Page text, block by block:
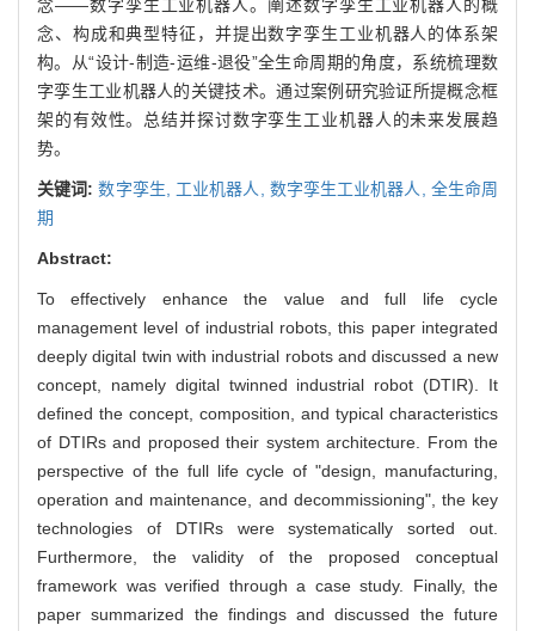
念——数字孪生工业机器人。阐述数字孪生工业机器人的概
念、构成和典型特征，并提出数字孪生工业机器人的体系架
构。从“设计-制造-运维-退役”全生命周期的角度，系统梳理数
字孪生工业机器人的关键技术。通过案例研究验证所提概念框
架的有效性。总结并探讨数字孪生工业机器人的未来发展趋
势。
关键词:数字孪生, 工业机器人, 数字孪生工业机器人, 全生命周
期
Abstract:
To effectively enhance the value and full life cycle
management level of industrial robots, this paper integrated
deeply digital twin with industrial robots and discussed a new
concept, namely digital twinned industrial robot (DTIR). It
defined the concept, composition, and typical characteristics
of DTIRs and proposed their system architecture. From the
perspective of the full life cycle of "design, manufacturing,
operation and maintenance, and decommissioning", the key
technologies of DTIRs were systematically sorted out.
Furthermore, the validity of the proposed conceptual
framework was verified through a case study. Finally, the
paper summarized the findings and discussed the future